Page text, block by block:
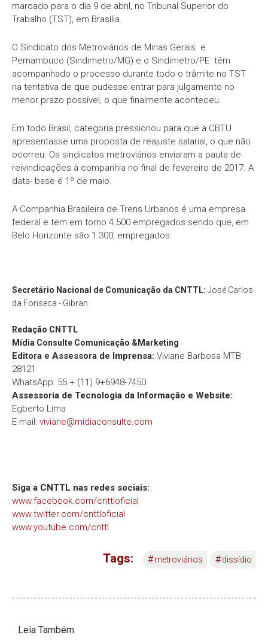
marcado para o dia 9 de abril, no Tribunal Superior do
Trabalho (TST), em Brasília.
O Sindicato dos Metroviários de Minas Gerais e
Pernambuco (Sindimetro/MG) e o Sindimetro/PE têm
acompanhado o processo durante todo o trâmite no TST
na tentativa de que pudesse entrar para julgamento no
menor prazo possível, o que finalmente aconteceu.
Em todo Brasil, categoria pressionou para que a CBTU
apresentasse uma proposta de reajuste salarial, o que não
ocorreu. Os sindicatos metroviários enviaram a pauta de
reivindicações à companhia no final de fevereiro de 2017. A
data- base é 1º de maio.
A Companhia Brasileira de Trens Urbanos é uma empresa
federal e tem em torno 4.500 empregados sendo que, em
Belo Horizonte são 1.300, empregados.
Secretário Nacional de Comunicação da CNTTL: José Carlos
da Fonseca - Gibran
Redação CNTTL
Mídia Consulte Comunicação &Marketing
Editora e Assessora de Imprensa: Viviane Barbosa MTB
28121
WhatsApp: 55 + (11) 9+6948-7450
Assessoria de Tecnologia da Informação e Website:
Egberto Lima
E-mail: viviane@midiaconsulte.com
Siga a CNTTL nas redes sociais:
www.facebook.com/cnttloficial
www.twitter.com/cnttloficial
www.youtube.com/cnttl
Tags: #metroviários #dissídio
Leia Também